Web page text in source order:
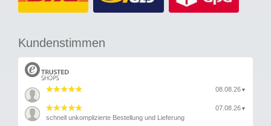
Kundenstimmen
08.08.26 ▼
07.08.26 ▼
schnell unkomplizierte Bestellung und Lieferung